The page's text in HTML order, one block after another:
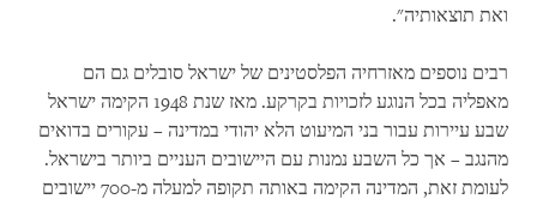
ואת תוצאותיה".
רבים נוספים מאזרחיה הפלסטינים של ישראל סובלים גם הם
מאפליה בכל הנוגע לזכויות בקרקע. מאז שנת 1948 הקימה ישראל
שבע עיירות עבור בני המיעוט הלא יהודי במדינה – עקורים בדואים
מהנגב – אך כל השבע נמנות עם היישובים העניים ביותר בישראל.
לעומת זאת, המדינה הקימה באותה תקופה למעלה מ-700 יישובים